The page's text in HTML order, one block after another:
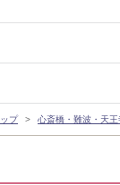
プ 心斎橋・難波・天